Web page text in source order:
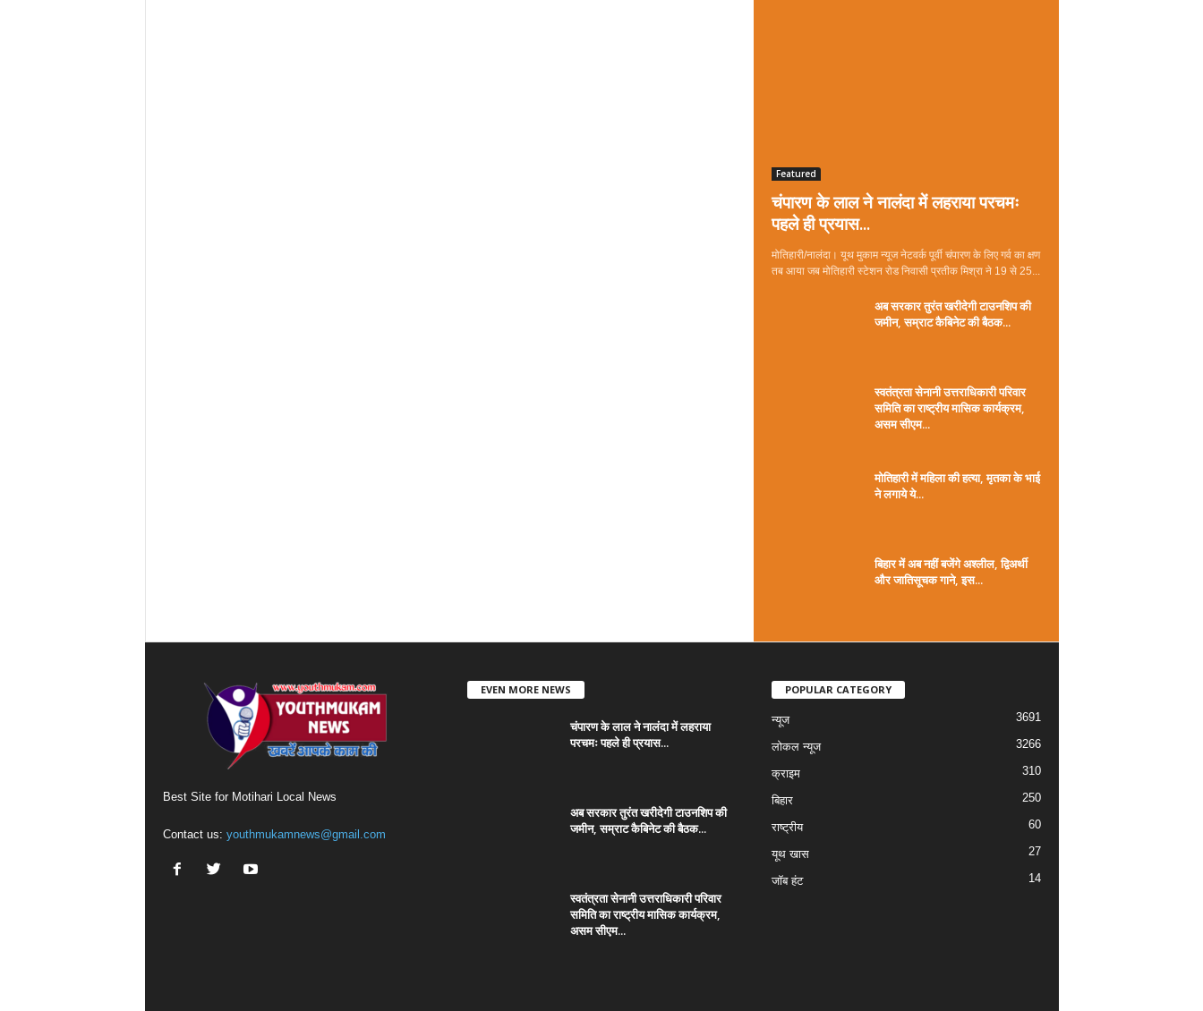
Featured
चंपारण के लाल ने नालंदा में लहराया परचमः
पहले ही प्रयास...
मोतिहारी/नालंदा। यूथ मुकाम न्यूज नेटवर्क पूर्वी चंपारण के लिए गर्व का क्षण
तब आया जब मोतिहारी स्टेशन रोड निवासी प्रतीक मिश्रा ने 19 से 25...
अब सरकार तुरंत खरीदेगी टाउनशिप की
जमीन, सम्राट कैबिनेट की बैठक...
स्वतंत्रता सेनानी उत्तराधिकारी परिवार
समिति का राष्ट्रीय मासिक कार्यक्रम,
असम सीएम...
मोतिहारी में महिला की हत्या, मृतका के भाई
ने लगाये ये...
बिहार में अब नहीं बजेंगे अश्लील, द्विअर्थी
और जातिसूचक गाने, इस...
Best Site for Motihari Local News
Contact us: youthmukamnews@gmail.com
EVEN MORE NEWS
चंपारण के लाल ने नालंदा में लहराया
परचमः पहले ही प्रयास...
अब सरकार तुरंत खरीदेगी टाउनशिप की
जमीन, सम्राट कैबिनेट की बैठक...
स्वतंत्रता सेनानी उत्तराधिकारी परिवार
समिति का राष्ट्रीय मासिक कार्यक्रम,
असम सीएम...
POPULAR CATEGORY
न्यूज 3691
लोकल न्यूज 3266
क्राइम 310
बिहार 250
राष्ट्रीय 60
यूथ खास 27
जॉब हंट 14